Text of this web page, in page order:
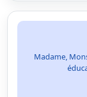
Madame,